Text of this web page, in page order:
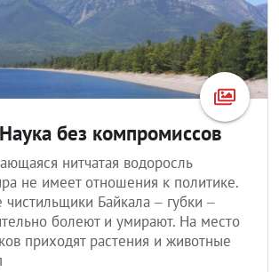
без компромиссов
нитчатая водоросль
не имеет отношения к политике.
чистильщики Байкала – губки –
болеют и умирают. На место
приходят растения и животные